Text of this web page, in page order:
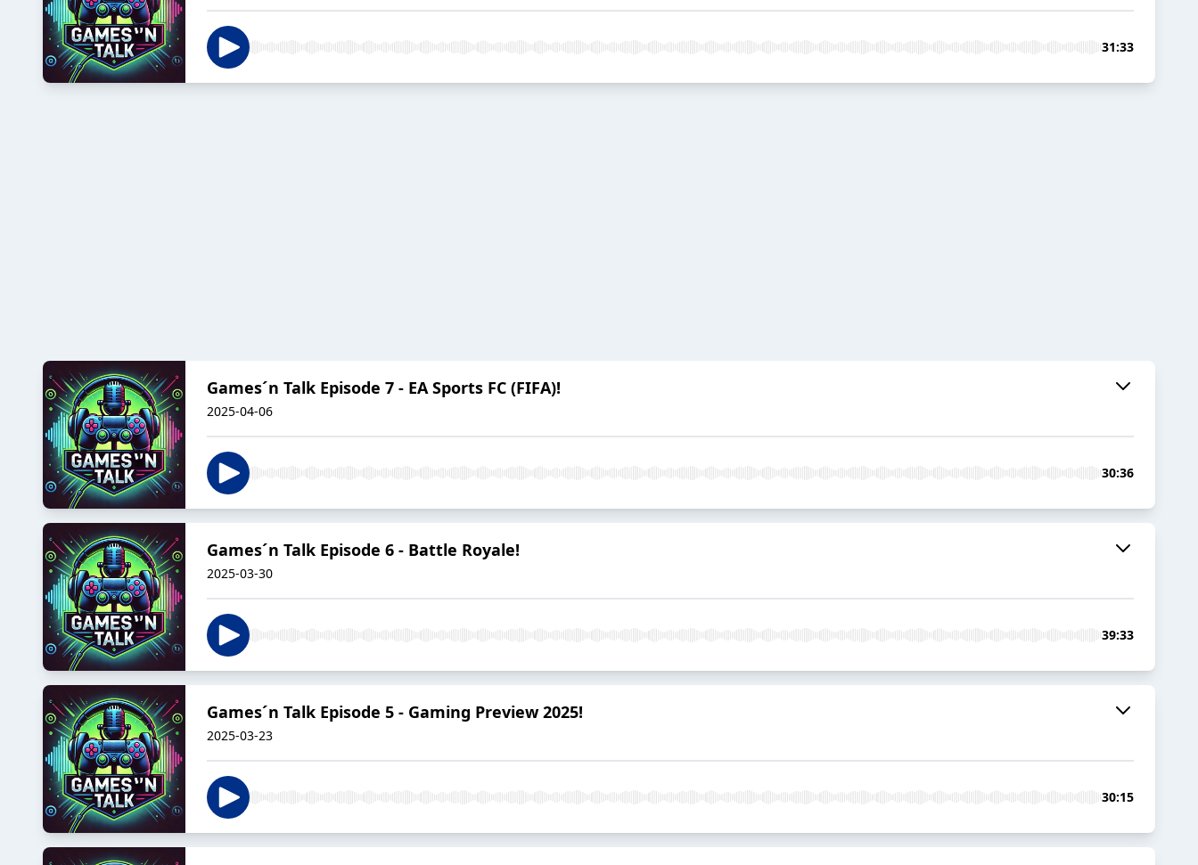
31:33
Games´n Talk Episode 7 - EA Sports FC (FIFA)!
2025-04-06
30:36
Games´n Talk Episode 6 - Battle Royale!
2025-03-30
39:33
Games´n Talk Episode 5 - Gaming Preview 2025!
2025-03-23
30:15